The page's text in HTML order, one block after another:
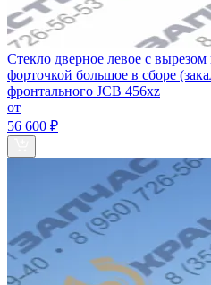
Стекло дверное левое с
форточкой большое в сборе
фронтального JCB 456xz
от
56 600 ₽